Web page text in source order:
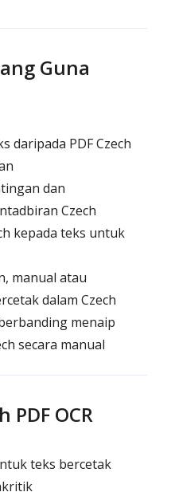
Guna
daripada PDF Czech
dan
Czech
kepada teks untuk
manual atau
dalam Czech
menaip
secara manual
PDF OCR
teks bercetak